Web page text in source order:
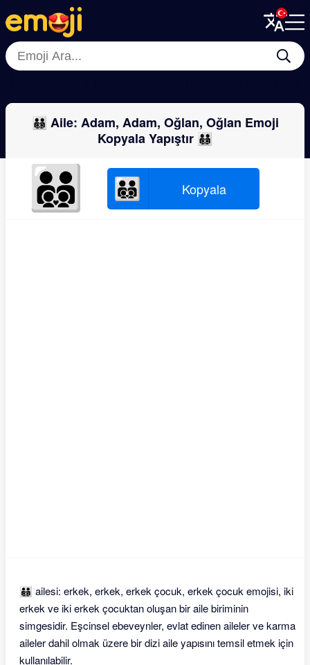
Menu
Close
Menu
Close
👨‍👨‍👦‍👦 Aile: Adam, Adam, Oğlan, Oğlan Emoji
Kopyala Yapıştır 👨‍👨‍👦‍👦
👨‍👨‍👦‍👦 👨‍👨‍👦‍👦 Kopyala
👨‍👨‍👦‍👦 ailesi: erkek, erkek, erkek çocuk, erkek çocuk emojisi, iki
erkek ve iki erkek çocuktan oluşan bir aile biriminin
simgesidir. Eşcinsel ebeveynler, evlat edinen aileler ve karma
aileler dahil olmak üzere bir dizi aile yapısını temsil etmek için
kullanılabilir.